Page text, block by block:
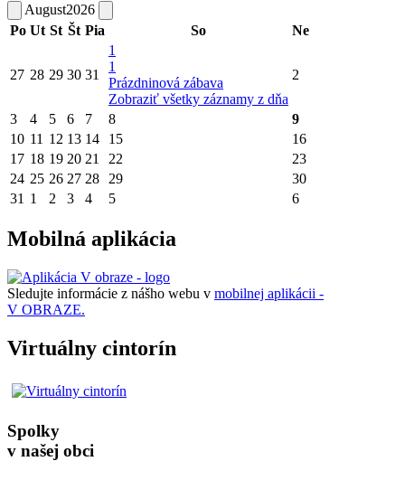
August2026
Po Ut St Št Pia So Ne
27 28 29 30 31
1
1
Prázdninová zábava
Zobraziť všetky záznamy z dňa
2
3 4 5 6 7 8
9
10 11 12 13 14 15
16
17 18 19 20 21 22
23
24 25 26 27 28 29
30
31 1 2 3 4 5 6
Mobilná aplikácia
Sledujte informácie z nášho webu v mobilnej aplikácii -
V OBRAZE.
Virtuálny cintorín
Spolky
v našej obci